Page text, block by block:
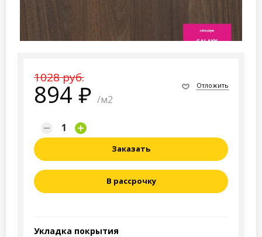
1028 руб.
894 /м2
Отложить
Заказать
В рассрочку
Укладка покрытия